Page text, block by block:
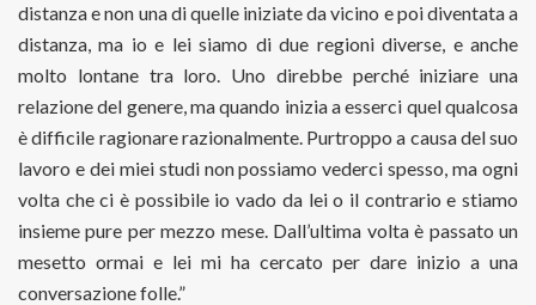
distanza e non una di quelle iniziate da vicino e poi diventata a
distanza, ma io e lei siamo di due regioni diverse, e anche
molto lontane tra loro. Uno direbbe perché iniziare una
relazione del genere, ma quando inizia a esserci quel qualcosa
è difficile ragionare razionalmente. Purtroppo a causa del suo
lavoro e dei miei studi non possiamo vederci spesso, ma ogni
volta che ci è possibile io vado da lei o il contrario e stiamo
insieme pure per mezzo mese. Dall’ultima volta è passato un
mesetto ormai e lei mi ha cercato per dare inizio a una
conversazione folle.”